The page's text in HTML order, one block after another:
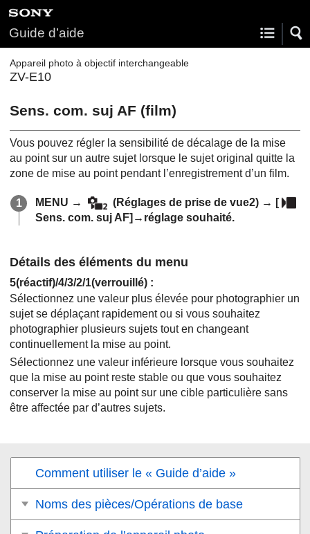
Guide d’aide
Appareil photo à objectif interchangeable
ZV-E10
Sens. com. suj AF (film)
Vous pouvez régler la sensibilité de décalage de la mise
au point sur un autre sujet lorsque le sujet original quitte la
zone de mise au point pendant l’enregistrement d’un film.
MENU → (Réglages de prise de vue2) → [
Sens. com. suj AF] →réglage souhaité.
Détails des éléments du menu
5(réactif)/4/3/2/1(verrouillé) :
Sélectionnez une valeur plus élevée pour photographier un
sujet se déplaçant rapidement ou si vous souhaitez
photographier plusieurs sujets tout en changeant
continuellement la mise au point.
Sélectionnez une valeur inférieure lorsque vous souhaitez
que la mise au point reste stable ou que vous souhaitez
conserver la mise au point sur une cible particulière sans
être affectée par d’autres sujets.
Comment utiliser le « Guide d’aide »
Noms des pièces/Opérations de base